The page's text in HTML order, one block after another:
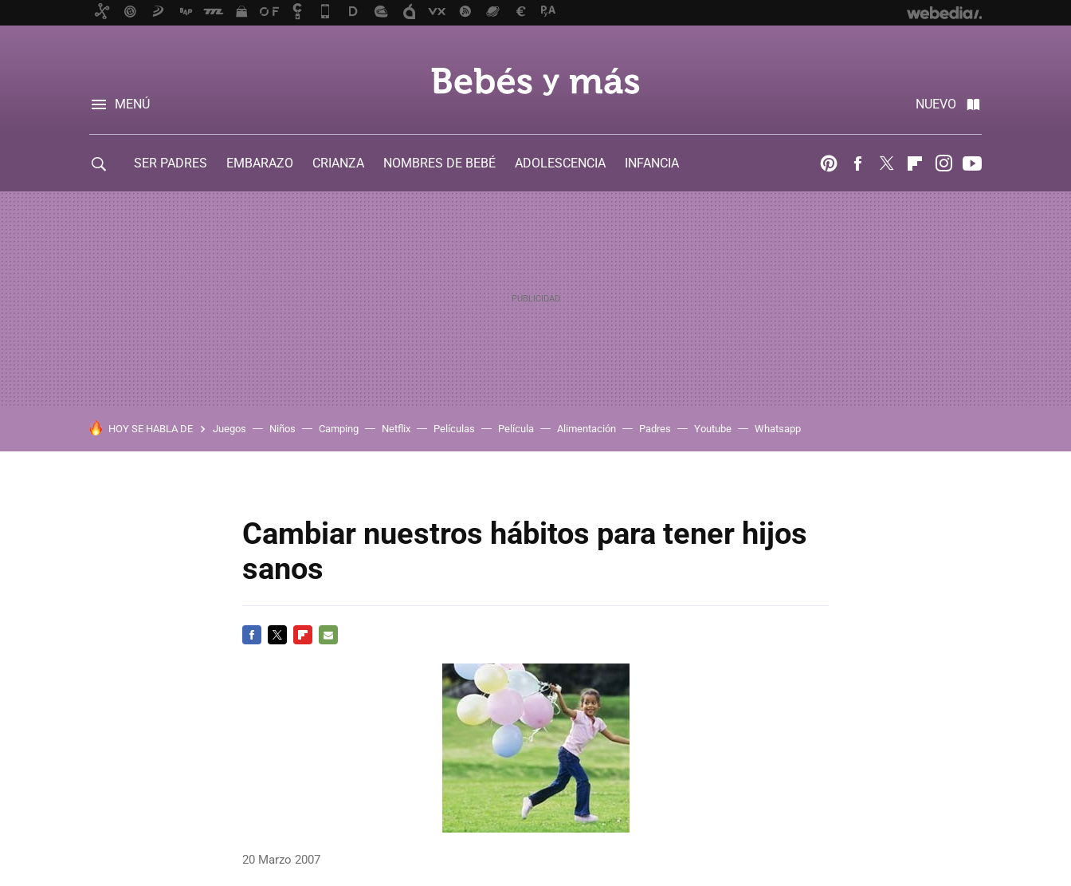
MENÚ NUEVO
SER PADRES EMBARAZO CRIANZA NOMBRES DE BEBÉ ADOLESCENCIA
INFANCIA
PinterestFacebook
Twitter FlipboardInstagram
HOY SE HABLA DE Juegos Niños Camping Netflix Películas Película Alimentación Padres Youtube Whatsapp
Cambiar nuestros hábitos para tener hijos
sanos
20 Marzo 2007